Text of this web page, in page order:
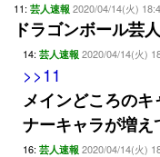
11: 芸人速報 2020/04/14(火)
ドラゴンボール芸
14: 芸人速報 2020/04/14(火)
>>11
メインどころの
ナーキャラが増
16: 芸人速報 2020/04/14(火)